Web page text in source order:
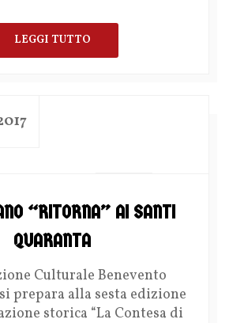
LEGGI TUTTO
“RITORNA” AI SANTI
QUARANTA
Culturale Benevento
prepara alla sesta edizione
storica “La Contesa di